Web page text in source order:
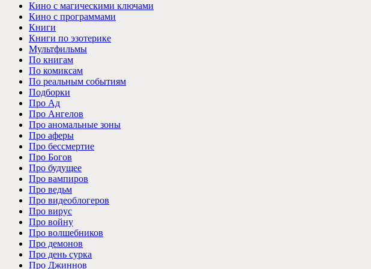
Кино с магическими ключами
Кино с программами
Книги
Книги по эзотерике
Мультфильмы
По книгам
По комиксам
По реальным событиям
Подборки
Про Ад
Про Ангелов
Про аномальные зоны
Про аферы
Про бессмертие
Про Богов
Про будущее
Про вампиров
Про ведьм
Про видеоблогеров
Про вирус
Про войну
Про волшебников
Про демонов
Про день сурка
Про Джиннов